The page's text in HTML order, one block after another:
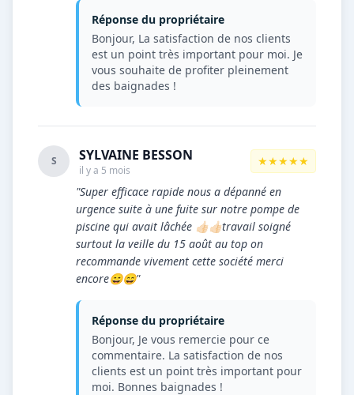
Réponse du propriétaire
Bonjour, La satisfaction de nos clients
est un point très important pour moi. Je
vous souhaite de profiter pleinement
des baignades !
S SYLVAINE BESSON
il y a 5 mois
★★★★★
"Super efficace rapide nous a dépanné en
urgence suite à une fuite sur notre pompe de
piscine qui avait lâchée 👍🏻👍🏻travail soigné
surtout la veille du 15 août au top on
recommande vivement cette société merci
encore😄😄"
Réponse du propriétaire
Bonjour, Je vous remercie pour ce
commentaire. La satisfaction de nos
clients est un point très important pour
moi. Bonnes baignades !